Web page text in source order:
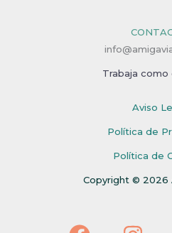
Trabaja como
Aviso
Política de
Política de
Copyright © 2026